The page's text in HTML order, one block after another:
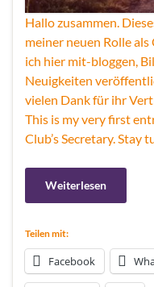
Hallo zusammen.
meiner neuen Rolle
ich hier mit-bloggen,
Neuigkeiten
vielen Dank für ihr
This is my very first
Club’s Secretary. Stay
Weiterlesen
Teilen mit:
Facebook